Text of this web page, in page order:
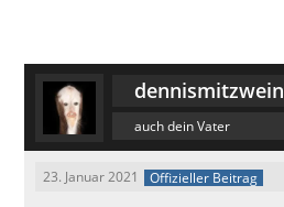
dennismitzwein
auch dein Vater
23. Januar 2021 Offizieller Beitrag